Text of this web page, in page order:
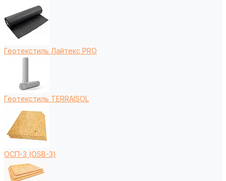
Геотекстиль Лайтекс PRO
Геотекстиль TERRAISOL
ОСП-3 (OSB-3)